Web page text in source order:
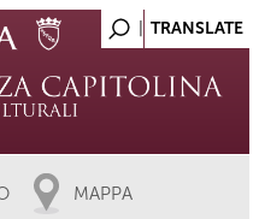
MAPPA